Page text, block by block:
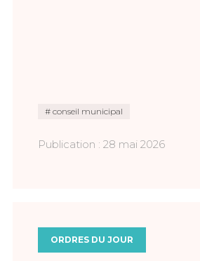
conseil municipal
Publication : 28 mai 2026
ORDRES DU JOUR